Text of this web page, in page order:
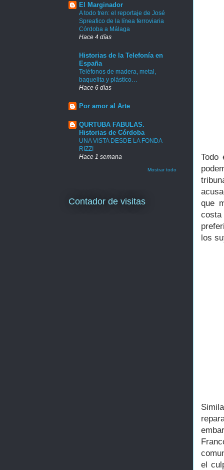
Todo
que
los
el
El Marginador
A todo tren: el reportaje de José
Spreafico de la línea ferroviaria
Córdoba a Málaga
Hace 4 días
Historias de la Telefonía en
España
Teléfonos de madera, metal,
baquelita y plástico…
Hace 6 días
Por amor al Arte
QURTUBA FABULAS.
Historias de Córdoba
UNA VISTA DESDE LA FONDA
RIZZI
Hace 1 semana
Mostrar todo
Contador de visitas